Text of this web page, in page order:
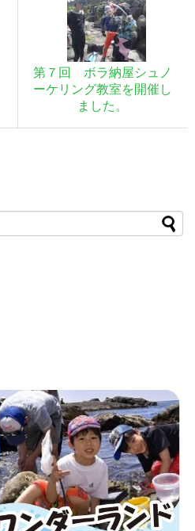
第７回 ボラ納屋シュノ
ーケリング教室を開催し
ました。